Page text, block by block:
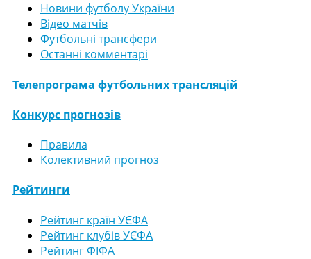
Новини футболу України
Відео матчів
Футбольні трансфери
Останні комментарі
Телепрограма футбольних трансляцій
Конкурс прогнозів
Правила
Колективний прогноз
Рейтинги
Рейтинг країн УЄФА
Рейтинг клубів УЄФА
Рейтинг ФІФА